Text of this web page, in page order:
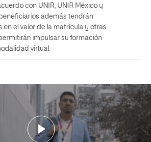
con UNIR, UNIR México y
además tendrán
en el valor de la matrícula y otras
impulsar su formación
virtual.